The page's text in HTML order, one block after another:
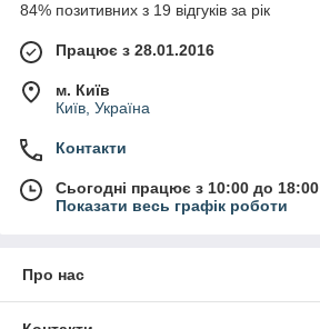
84% позитивних з 19 відгуків за рік
Працює з 28.01.2016
м. Київ
Київ, Україна
Контакти
Сьогодні працює з 10:00 до 18:00
Показати весь графік роботи
Про нас